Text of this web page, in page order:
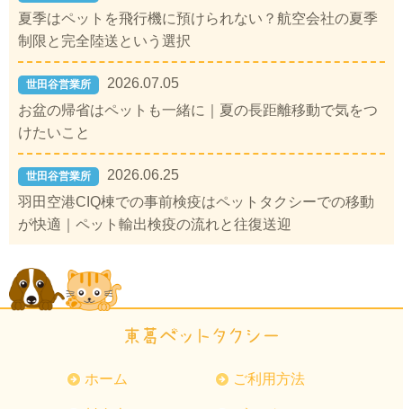
夏季はペットを飛行機に預けられない？航空会社の夏季
制限と完全陸送という選択
世田谷営業所
2026.07.05
お盆の帰省はペットも一緒に｜夏の長距離移動で気をつ
けたいこと
世田谷営業所
2026.06.25
羽田空港CIQ棟での事前検疫はペットタクシーでの移動
が快適｜ペット輸出検疫の流れと往復送迎
ホーム ご利用方法